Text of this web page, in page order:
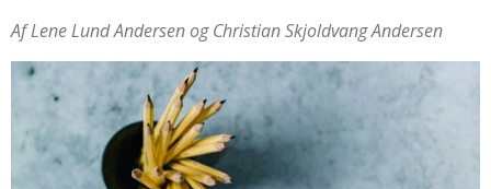
Af Lene Lund Andersen og Christian Skjoldvang Andersen